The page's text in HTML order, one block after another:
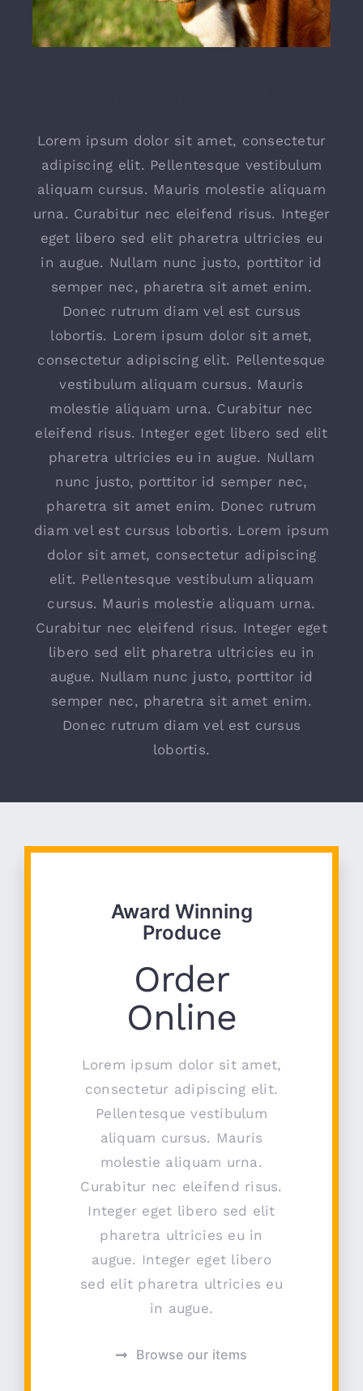
Lorem ipsum dolor sit amet, consectetur
adipiscing elit. Pellentesque vestibulum
aliquam cursus. Mauris molestie aliquam
urna. Curabitur nec eleifend risus. Integer
eget libero sed elit pharetra ultricies eu
in augue. Nullam nunc justo, porttitor id
semper nec, pharetra sit amet enim.
Donec rutrum diam vel est cursus
lobortis. Lorem ipsum dolor sit amet,
consectetur adipiscing elit. Pellentesque
vestibulum aliquam cursus. Mauris
molestie aliquam urna. Curabitur nec
eleifend risus. Integer eget libero sed elit
pharetra ultricies eu in augue. Nullam
nunc justo, porttitor id semper nec,
pharetra sit amet enim. Donec rutrum
diam vel est cursus lobortis. Lorem ipsum
dolor sit amet, consectetur adipiscing
elit. Pellentesque vestibulum aliquam
cursus. Mauris molestie aliquam urna.
Curabitur nec eleifend risus. Integer eget
libero sed elit pharetra ultricies eu in
augue. Nullam nunc justo, porttitor id
semper nec, pharetra sit amet enim.
Donec rutrum diam vel est cursus
lobortis.
Award Winning
Produce
Order
Online
Lorem ipsum dolor sit amet,
consectetur adipiscing elit.
Pellentesque vestibulum
aliquam cursus. Mauris
molestie aliquam urna.
Curabitur nec eleifend risus.
Integer eget libero sed elit
pharetra ultricies eu in
augue. Integer eget libero
sed elit pharetra ultricies eu
in augue.
Browse our items